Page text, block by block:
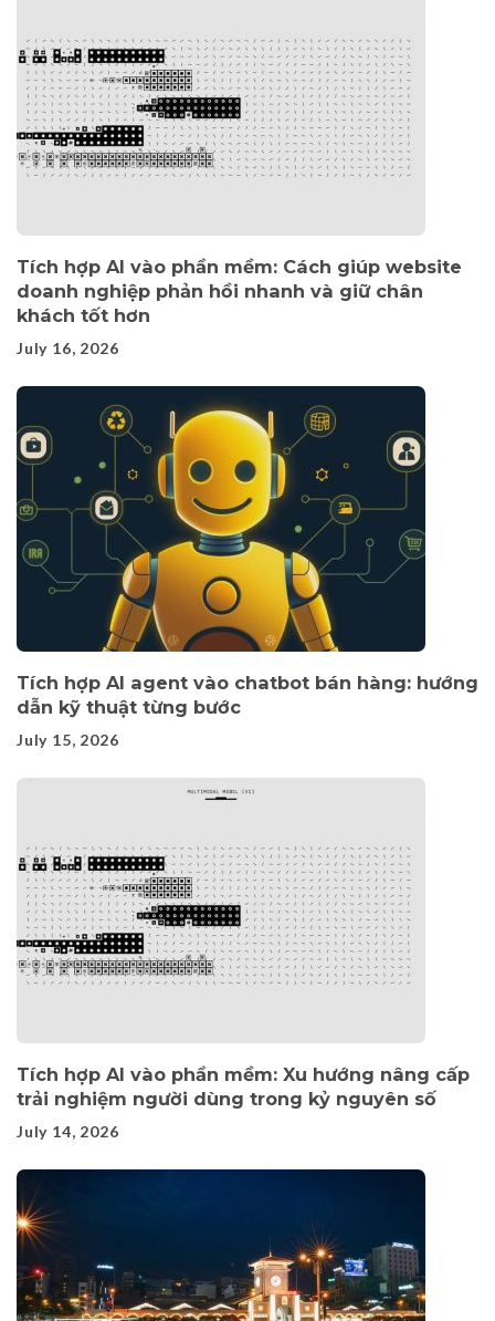
Tích hợp AI vào phần mềm: Cách giúp website
doanh nghiệp phản hồi nhanh và giữ chân
khách tốt hơn
July 16, 2026
Tích hợp AI agent vào chatbot bán hàng: hướng
dẫn kỹ thuật từng bước
July 15, 2026
Tích hợp AI vào phần mềm: Xu hướng nâng cấp
trải nghiệm người dùng trong kỷ nguyên số
July 14, 2026